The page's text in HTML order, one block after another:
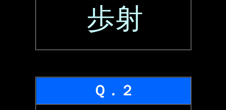
歩射
Ｑ．２